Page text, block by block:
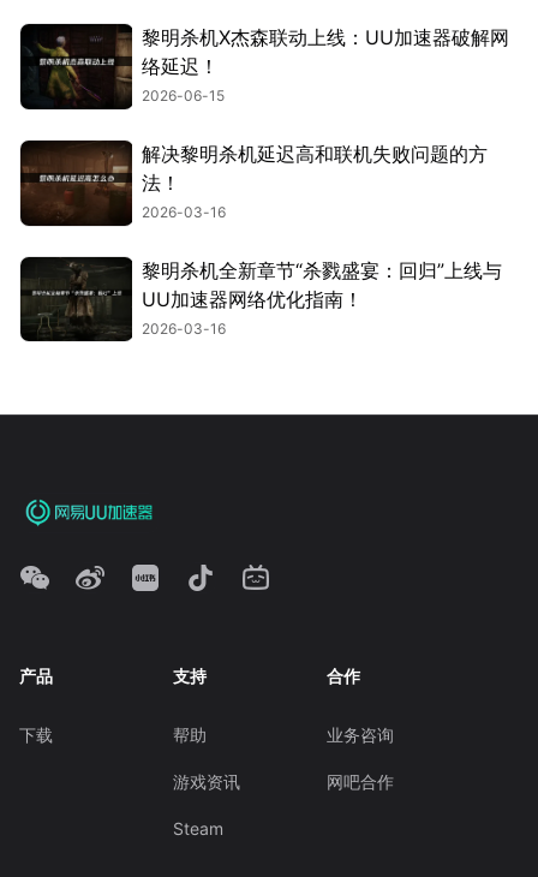
黎明杀机X杰森联动上线：UU加速器破解网
络延迟！
2026-06-15
解决黎明杀机延迟高和联机失败问题的方
法！
2026-03-16
黎明杀机全新章节“杀戮盛宴：回归”上线与
UU加速器网络优化指南！
2026-03-16
产品
下载
支持
帮助
游戏资讯
Steam
合作
业务咨询
网吧合作